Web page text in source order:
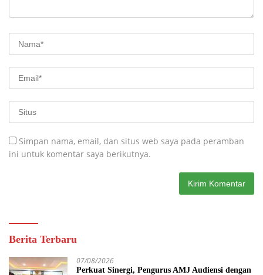
Simpan nama, email, dan situs web saya pada peramban
ini untuk komentar saya berikutnya.
Berita Terbaru
07/08/2026
Perkuat Sinergi, Pengurus AMJ Audiensi dengan